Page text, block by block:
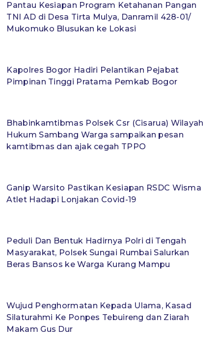
Pantau Kesiapan Program Ketahanan Pangan
TNI AD di Desa Tirta Mulya, Danramil 428-01/
Mukomuko Blusukan ke Lokasi
Kapolres Bogor Hadiri Pelantikan Pejabat
Pimpinan Tinggi Pratama Pemkab Bogor
Bhabinkamtibmas Polsek Csr (Cisarua) Wilayah
Hukum Sambang Warga sampaikan pesan
kamtibmas dan ajak cegah TPPO
Ganip Warsito Pastikan Kesiapan RSDC Wisma
Atlet Hadapi Lonjakan Covid-19
Peduli Dan Bentuk Hadirnya Polri di Tengah
Masyarakat, Polsek Sungai Rumbai Salurkan
Beras Bansos ke Warga Kurang Mampu
Wujud Penghormatan Kepada Ulama, Kasad
Silaturahmi Ke Ponpes Tebuireng dan Ziarah
Makam Gus Dur